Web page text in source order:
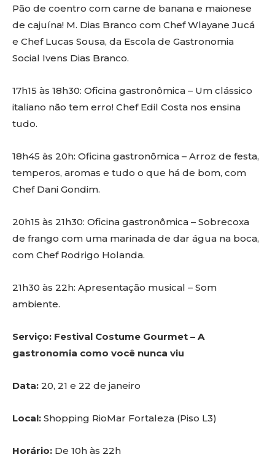
Pão de coentro com carne de banana e maionese
de cajuína! M. Dias Branco com Chef Wlayane Jucá
e Chef Lucas Sousa, da Escola de Gastronomia
Social Ivens Dias Branco.
17h15 às 18h30: Oficina gastronômica – Um clássico
italiano não tem erro! Chef Edil Costa nos ensina
tudo.
18h45 às 20h: Oficina gastronômica – Arroz de festa,
temperos, aromas e tudo o que há de bom, com
Chef Dani Gondim.
20h15 às 21h30: Oficina gastronômica – Sobrecoxa
de frango com uma marinada de dar água na boca,
com Chef Rodrigo Holanda.
21h30 às 22h: Apresentação musical – Som
ambiente.
Serviço: Festival Costume Gourmet – A
gastronomia como você nunca viu
Data: 20, 21 e 22 de janeiro
Local: Shopping RioMar Fortaleza (Piso L3)
Horário: De 10h às 22h